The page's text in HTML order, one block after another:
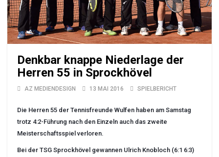
Denkbar knappe Niederlage der
Herren 55 in Sprockhövel
AZ MEDIENDESIGN 13 MAI 2016 SPIELBERICHT
Die Herren 55 der Tennisfreunde Wulfen haben am Samstag
trotz 4:2-Führung nach den Einzeln auch das zweite
Meisterschaftsspiel verloren.
Bei der TSG Sprockhövel gewannen Ulrich Knobloch (6:1 6:3)